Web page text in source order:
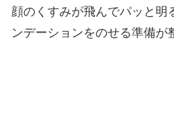
顔のくすみが飛んでパッと明
ンデーションをのせる準備が